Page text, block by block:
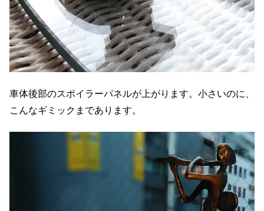
車体後部のスポイラーパネルが上がります。小さいのに、
こんなギミックまであります。